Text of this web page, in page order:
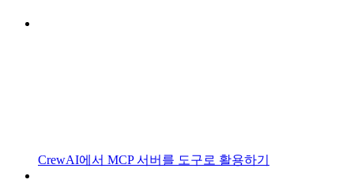
CrewAI에서 MCP 서버를 도구로 활용하기